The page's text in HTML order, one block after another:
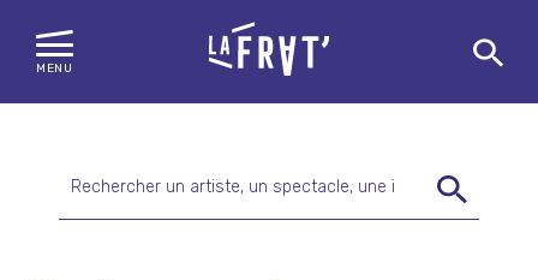
MENU
Rechercher